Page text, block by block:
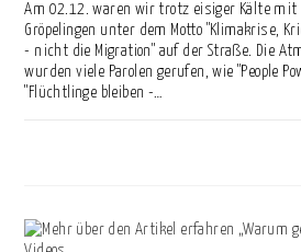
Am 02.12. waren wir trotz eisiger Kälte mit
Gröpelingen unter dem Motto "Klimakrise,
- nicht die Migration" auf der Straße. Die
wurden viele Parolen gerufen, wie "People
"Flüchtlinge bleiben -…